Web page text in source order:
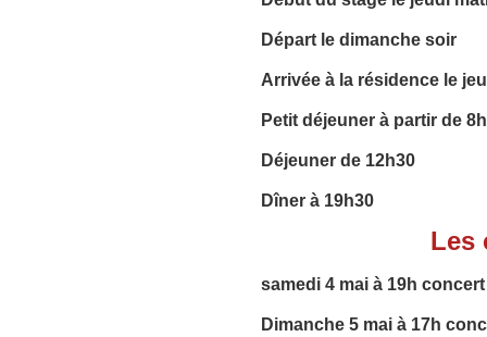
Départ le dimanche soir
Arrivée à la résidence le
Petit déjeuner à partir de 8h
Déjeuner de 12h30
Dîner à 19h30
Les
samedi 4 mai à 19h concert
Dimanche 5 mai à 17h